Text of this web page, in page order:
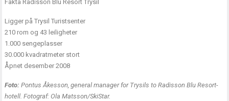
Fakta Radisson Blu Resort Trysil
Ligger på Trysil Turistsenter
210 rom og 43 leiligheter
1.000 sengeplasser
30.000 kvadratmeter stort
Åpnet desember 2008
Foto: Pontus Åkesson, general manager for Trysils to Radisson Blu Resort-
hotell. Fotograf: Ola Matsson/SkiStar.